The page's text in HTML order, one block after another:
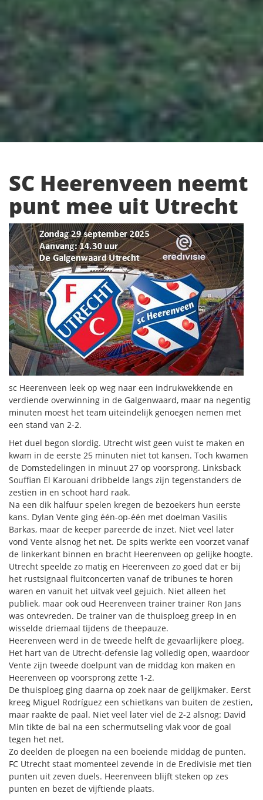
SC Heerenveen neemt
punt mee uit Utrecht
sc Heerenveen leek op weg naar een indrukwekkende en
verdiende overwinning in de Galgenwaard, maar na negentig
minuten moest het team uiteindelijk genoegen nemen met
een stand van 2-2.
Het duel begon slordig. Utrecht wist geen vuist te maken en
kwam in de eerste 25 minuten niet tot kansen. Toch kwamen
de Domstedelingen in minuut 27 op voorsprong. Linksback
Souffian El Karouani dribbelde langs zijn tegenstanders de
zestien in en schoot hard raak.
Na een dik halfuur spelen kregen de bezoekers hun eerste
kans. Dylan Vente ging één-op-één met doelman Vasilis
Barkas, maar de keeper pareerde de inzet. Niet veel later
vond Vente alsnog het net. De spits werkte een voorzet vanaf
de linkerkant binnen en bracht Heerenveen op gelijke hoogte.
Utrecht speelde zo matig en Heerenveen zo goed dat er bij
het rustsignaal fluitconcerten vanaf de tribunes te horen
waren en vanuit het uitvak veel gejuich. Niet alleen het
publiek, maar ook oud Heerenveen trainer trainer Ron Jans
was ontevreden. De trainer van de thuisploeg greep in en
wisselde driemaal tijdens de theepauze.
Heerenveen werd in de tweede helft de gevaarlijkere ploeg.
Het hart van de Utrecht-defensie lag volledig open, waardoor
Vente zijn tweede doelpunt van de middag kon maken en
Heerenveen op voorsprong zette 1-2.
De thuisploeg ging daarna op zoek naar de gelijkmaker. Eerst
kreeg Miguel Rodríguez een schietkans van buiten de zestien,
maar raakte de paal. Niet veel later viel de 2-2 alsnog: David
Min tikte de bal na een schermutseling vlak voor de goal
tegen het net.
Zo deelden de ploegen na een boeiende middag de punten.
FC Utrecht staat momenteel zevende in de Eredivisie met tien
punten uit zeven duels. Heerenveen blijft steken op zes
punten en bezet de vijftiende plaats.